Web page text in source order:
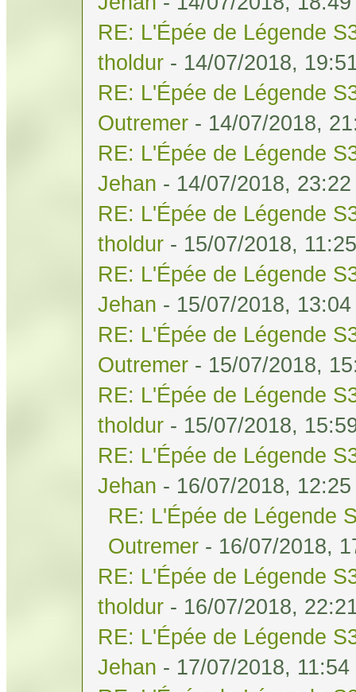
RE: L'Épée de Légende
tholdur - 14/07/2018,
RE: L'Épée de Légende
Outremer - 14/07/2018,
RE: L'Épée de Légende
Jehan - 14/07/2018, 23:22
RE: L'Épée de Légende
tholdur - 15/07/2018, 11:25
RE: L'Épée de Légende
Jehan - 15/07/2018, 13:04
RE: L'Épée de Légende
Outremer - 15/07/2018,
RE: L'Épée de Légende
tholdur - 15/07/2018,
RE: L'Épée de Légende
Jehan - 16/07/2018, 12:25
RE: L'Épée de Légende
Outremer - 16/07/2018,
RE: L'Épée de Légende
tholdur - 16/07/2018,
RE: L'Épée de Légende
Jehan - 17/07/2018, 11:54